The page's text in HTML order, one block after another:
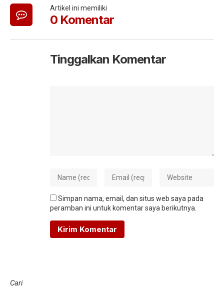
Artikel ini memiliki
0 Komentar
Tinggalkan Komentar
Simpan nama, email, dan situs web saya pada
peramban ini untuk komentar saya berikutnya.
Cari